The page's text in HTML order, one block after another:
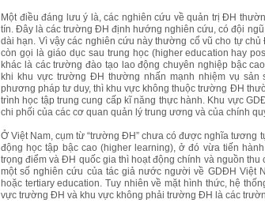
Một điều đáng lưu ý là, các nghiên cứu về quản trị ĐH
tín. Đây là các trường ĐH định hướng nghiên cứu, có đội
dài hạn. Vì vậy các nghiên cứu này thường cổ vũ cho tự
còn gọi là giáo dục sau trung học (higher education hay
khác là các trường đào tạo lao động chuyên nghiệp bậc
khi khu vực trường ĐH thường nhấn mạnh nhiệm vụ
phương pháp tư duy, thì khu vực không thuộc trường ĐH
trình học tập trung cung cấp kĩ năng thực hành. Khu vực
chi phối của các cơ quan quản lý trung ương và của chính
Ở Việt Nam, cụm từ “trường ĐH” chưa có được nghĩa tương
động học tập bậc cao (higher learning), ở đó vừa tiến
trọng điểm và ĐH quốc gia thì hoạt động chính và nguồn
một số nghiên cứu của tác giả nước người về GDĐH Việt
hoặc tertiary education. Tuy nhiên về mặt hình thức, hệ
vực trường ĐH và khu vực không phải trường ĐH là các